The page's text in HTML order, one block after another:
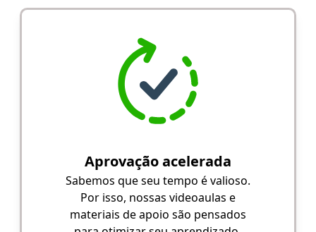
Aprovação acelerada
Sabemos que seu tempo é valioso.
Por isso, nossas videoaulas e
materiais de apoio são pensados